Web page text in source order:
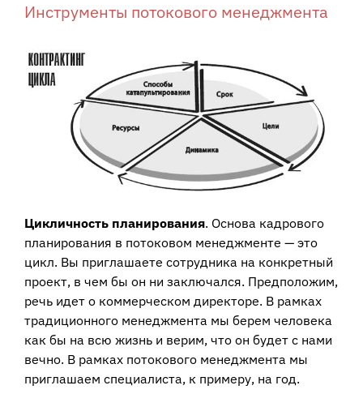
Инструменты потокового менеджмента
Цикличность планирования. Основа кадрового
планирования в потоковом менеджменте — это
цикл. Вы приглашаете сотрудника на конкретный
проект, в чем бы он ни заключался. Предположим,
речь идет о коммерческом директоре. В рамках
традиционного менеджмента мы берем человека
как бы на всю жизнь и верим, что он будет с нами
вечно. В рамках потокового менеджмента мы
приглашаем специалиста, к примеру, на год.